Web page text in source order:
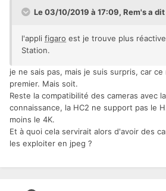
Le 03/10/2019 à 17:09, Rem'sa dit
l'appli figaro est je trouve plus
Station.
je ne sais pas, mais je suis surpris, car
premier. Mais soit.
Reste la compatibilité des cameras avec
connaissance, la HC2 ne support pas le
moins le 4K.
Et à quoi cela servirait alors d'avoir des
les exploiter en jpeg ?